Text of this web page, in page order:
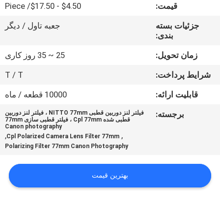
کنترل
نقل
قول
قیمت:
$4.50 - $17.50/ Piece
جزئیات بسته
بندی:
جعبه تاول / دیگر
زمان تحویل:
25 ~ 35 روز کاری
شرایط پرداخت:
T / T
قابلیت ارائه:
10000 قطعه / ماه
برجسته:
فیلتر لنز دوربین قطبی NITTO 77mm ، فیلتر لنز دوربین
قطبی شده Cpl 77mm ، فیلتر قطبی سازی 77mm
Canon photography
,
Cpl Polarized Camera Lens Filter 77mm
,
Polarizing Filter 77mm Canon Photography
بهترین قیمت